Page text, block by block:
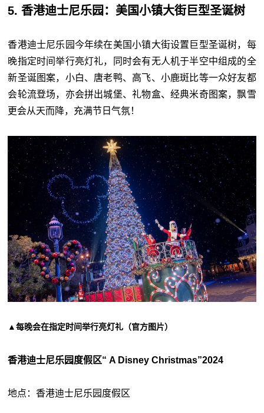
5. 香港迪士尼乐园：美国小镇大街巨型圣诞树
香港迪士尼乐园今年续在美国小镇大街设置巨型圣诞树，每
晚指定时间举行亮灯礼，同时会有无人机于半空中组成的全
新圣诞图案，小白、唐老鸭、高飞、小鹿斑比等一众好友都
会轮流登场，亦会拼出城堡、礼物盒、经典米奇图案，飘雪
更会从天而降，充满节日气氛！
▲每晚会在指定时间举行亮灯礼（官方图片）
香港迪士尼乐园度假区“ A Disney Christmas”2024
地点：香港迪士尼乐园度假区